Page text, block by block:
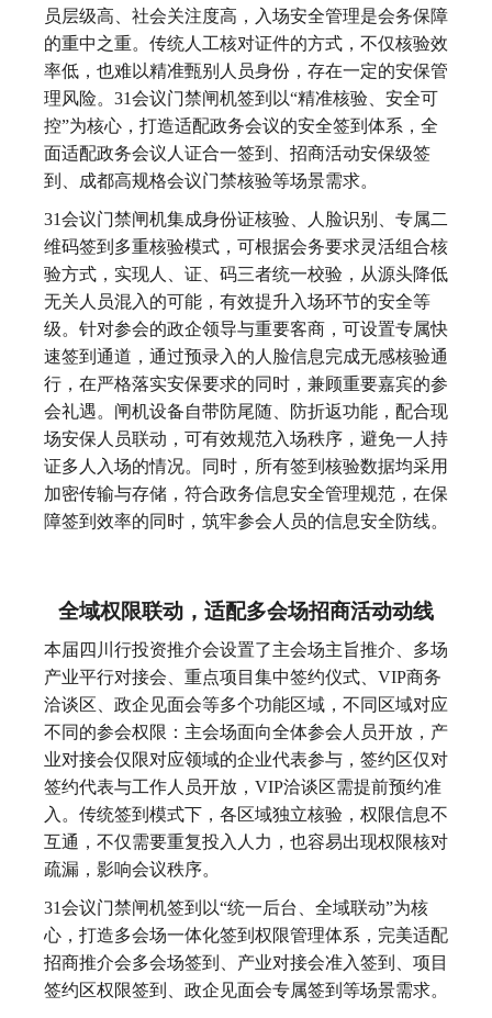
员层级高、社会关注度高，入场安全管理是会务保障
的重中之重。传统人工核对证件的方式，不仅核验效
率低，也难以精准甄别人员身份，存在一定的安保管
理风险。31会议门禁闸机签到以“精准核验、安全可
控”为核心，打造适配政务会议的安全签到体系，全
面适配政务会议人证合一签到、招商活动安保级签
到、成都高规格会议门禁核验等场景需求。
31会议门禁闸机集成身份证核验、人脸识别、专属二
维码签到多重核验模式，可根据会务要求灵活组合核
验方式，实现人、证、码三者统一校验，从源头降低
无关人员混入的可能，有效提升入场环节的安全等
级。针对参会的政企领导与重要客商，可设置专属快
速签到通道，通过预录入的人脸信息完成无感核验通
行，在严格落实安保要求的同时，兼顾重要嘉宾的参
会礼遇。闸机设备自带防尾随、防折返功能，配合现
场安保人员联动，可有效规范入场秩序，避免一人持
证多人入场的情况。同时，所有签到核验数据均采用
加密传输与存储，符合政务信息安全管理规范，在保
障签到效率的同时，筑牢参会人员的信息安全防线。
全域权限联动，适配多会场招商活动动线
本届四川行投资推介会设置了主会场主旨推介、多场
产业平行对接会、重点项目集中签约仪式、VIP商务
洽谈区、政企见面会等多个功能区域，不同区域对应
不同的参会权限：主会场面向全体参会人员开放，产
业对接会仅限对应领域的企业代表参与，签约区仅对
签约代表与工作人员开放，VIP洽谈区需提前预约准
入。传统签到模式下，各区域独立核验，权限信息不
互通，不仅需要重复投入人力，也容易出现权限核对
疏漏，影响会议秩序。
31会议门禁闸机签到以“统一后台、全域联动”为核
心，打造多会场一体化签到权限管理体系，完美适配
招商推介会多会场签到、产业对接会准入签到、项目
签约区权限签到、政企见面会专属签到等场景需求。